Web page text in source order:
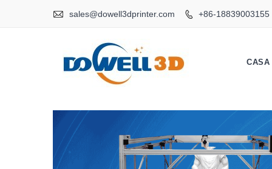
 sales@dowell3dprinter.com  +86-18839003155
CASA